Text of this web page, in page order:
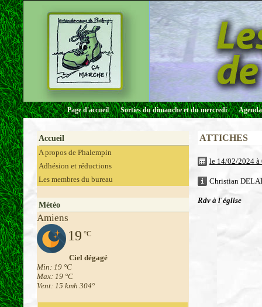
Page d'accueil Sorties du dimanche et du mercredi
Accueil
A propos de Phalempin
Adhésion et réductions
Les membres du bureau
Météo
Amiens
19 °C
Ciel dégagé
Min: 19 °C
Max: 19 °C
Vent: 15 kmh 304°
ATTICHES
le 14/02/2024 à
Christian
Rdv à l'église